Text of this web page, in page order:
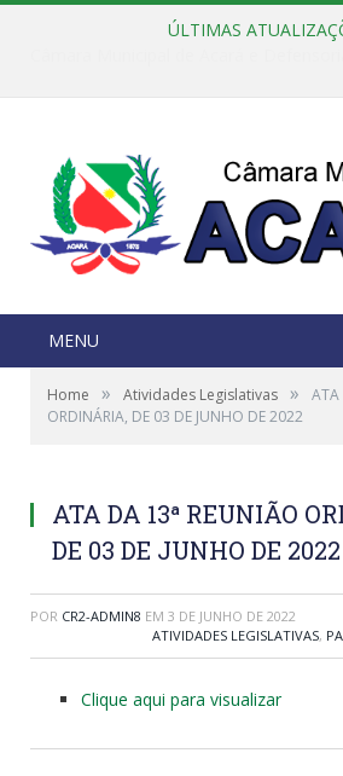
ÚLTIMAS
MENU
Home » Atividades Legislativas »
ATA
ORDINÁRIA, DE 03 DE JUNHO DE 2022
ATA DA 13ª REUNIÃO
DE 03 DE JUNHO DE 2022
POR CR2-ADMIN8 EM 3 DE JUNHO DE 2022
ATIVIDADES LEGISLATIVAS,
Clique aqui para visualizar